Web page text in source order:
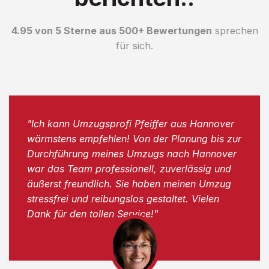
4.95 von 5 Sterne aus 500+ Bewertungen sprechen
für sich.
"Ich kann Umzugsprofi Pfeiffer aus Hannover
wärmstens empfehlen! Von der Planung bis zur
Durchführung meines Umzugs nach Hannover
war das Team professionell, zuverlässig und
äußerst freundlich. Sie haben meinen Umzug
stressfrei und reibungslos gestaltet. Vielen
Dank für den tollen Service!"